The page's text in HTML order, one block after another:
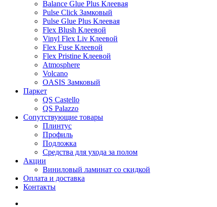
Balance Glue Plus Клеевая
Pulse Click Замковый
Pulse Glue Plus Клеевая
Flex Blush Клеевой
Vinyl Flex Liv Клеевой
Flex Fuse Клеевой
Flex Pristine Клеевой
Atmosphere
Volcano
OASIS Замковый
Паркет
QS Castello
QS Palazzo
Сопутствующие товары
Плинтус
Профиль
Подложка
Средства для ухода за полом
Акции
Виниловый ламинат со скидкой
Оплата и доставка
Контакты